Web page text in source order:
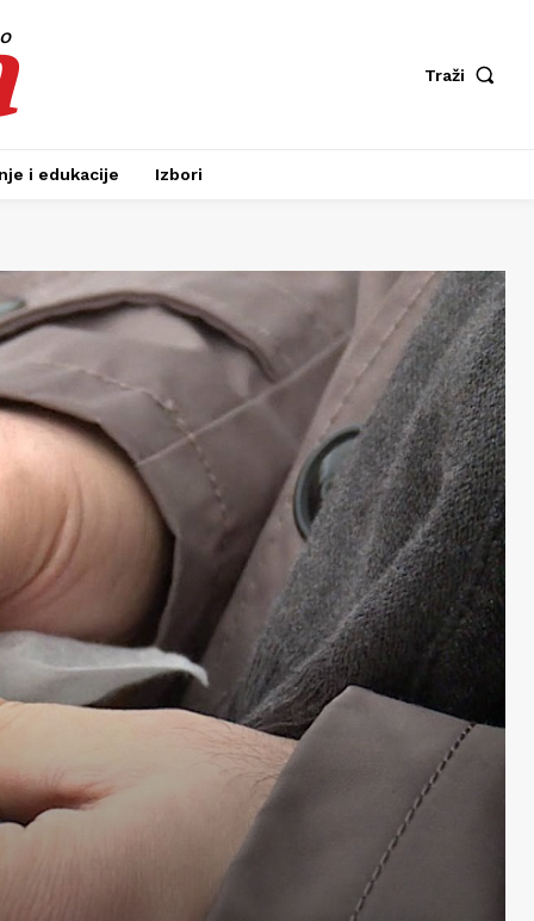
Traži
i edukacije Izbori